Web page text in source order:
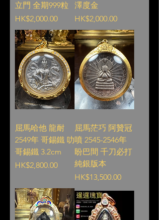
立門 全期999粒
Price
HK$2,000.00
澤度金
Price
HK$2,000.00
屈馬哈他 龍耐
2549年 哥錫鐵 叻
哥錫鐵 3.2cm
Price
HK$2,800.00
屈馬茫巧 阿贊冠
噴 2545-2546年
盼巴間 千刀必打
純銀版本
Price
HK$13,500.00